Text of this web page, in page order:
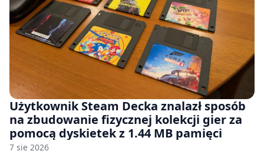
Użytkownik Steam Decka znalazł sposób
na zbudowanie fizycznej kolekcji gier za
pomocą dyskietek z 1.44 MB pamięci
7 sie 2026